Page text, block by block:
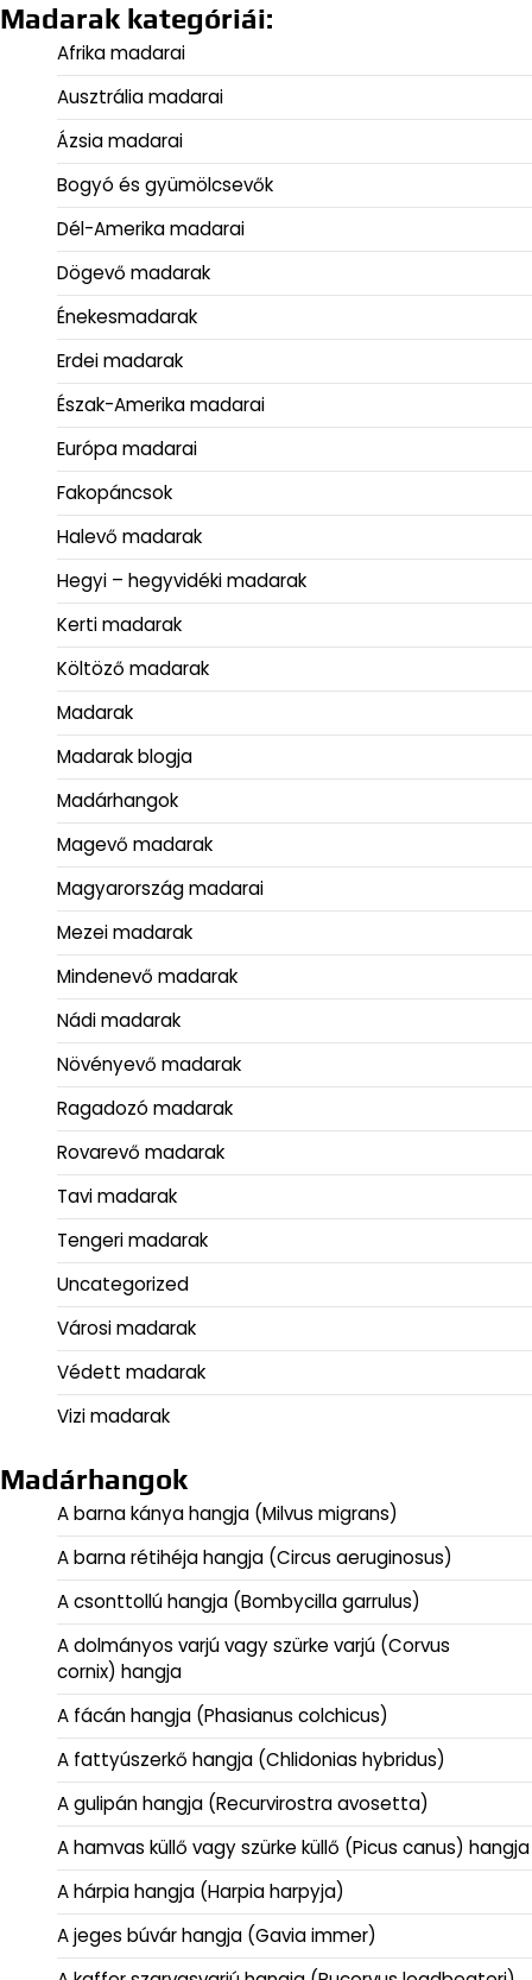
Madarak kategóriái:
Afrika madarai
Ausztrália madarai
Ázsia madarai
Bogyó és gyümölcsevők
Dél-Amerika madarai
Dögevő madarak
Énekesmadarak
Erdei madarak
Észak-Amerika madarai
Európa madarai
Fakopáncsok
Halevő madarak
Hegyi – hegyvidéki madarak
Kerti madarak
Költöző madarak
Madarak
Madarak blogja
Madárhangok
Magevő madarak
Magyarország madarai
Mezei madarak
Mindenevő madarak
Nádi madarak
Növényevő madarak
Ragadozó madarak
Rovarevő madarak
Tavi madarak
Tengeri madarak
Uncategorized
Városi madarak
Védett madarak
Vizi madarak
Madárhangok
A barna kánya hangja (Milvus migrans)
A barna rétihéja hangja (Circus aeruginosus)
A csonttollú hangja (Bombycilla garrulus)
A dolmányos varjú vagy szürke varjú (Corvus
cornix) hangja
A fácán hangja (Phasianus colchicus)
A fattyúszerkő hangja (Chlidonias hybridus)
A gulipán hangja (Recurvirostra avosetta)
A hamvas küllő vagy szürke küllő (Picus canus) hangja
A hárpia hangja (Harpia harpyja)
A jeges búvár hangja (Gavia immer)